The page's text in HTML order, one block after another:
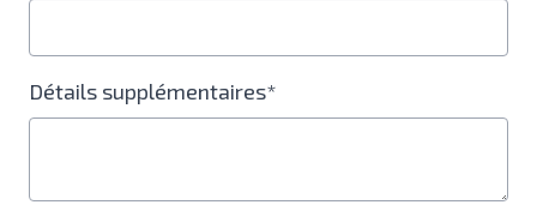
Détails supplémentaires*